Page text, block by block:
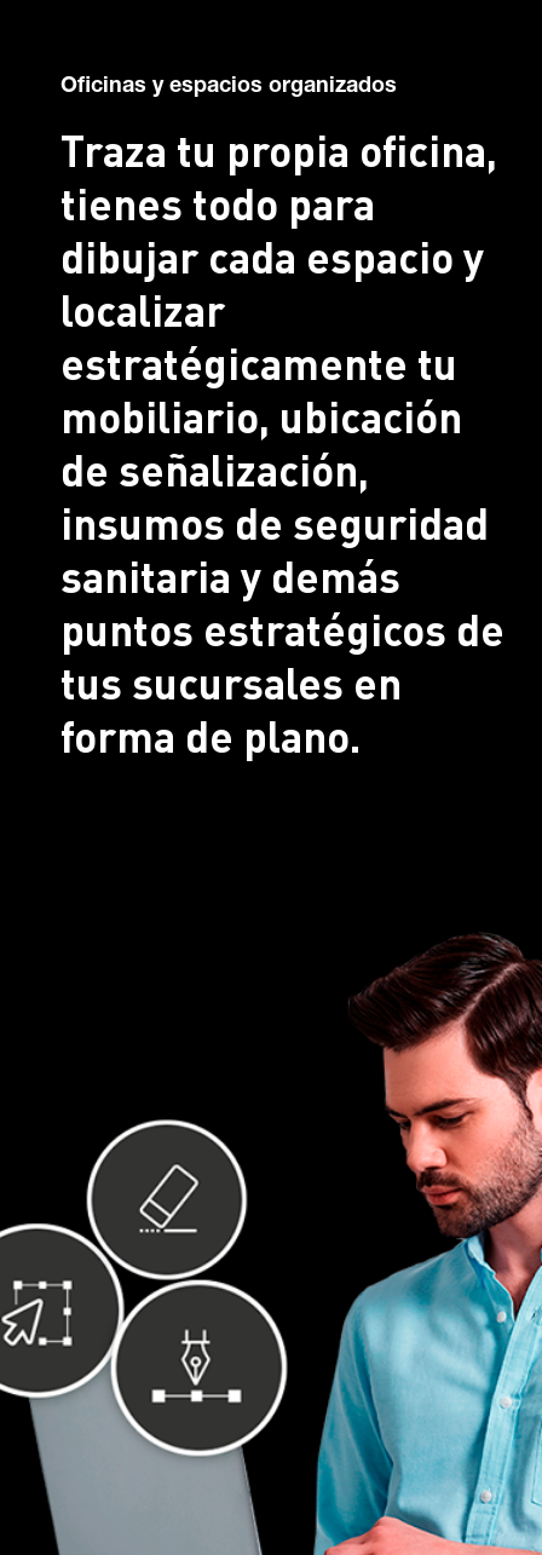
Oficinas y espacios organizados
Traza tu propia oficina,
tienes todo para
dibujar cada espacio y
localizar
estratégicamente tu
mobiliario, ubicación
de señalización,
insumos de seguridad
sanitaria y demás
puntos estratégicos de
tus sucursales en
forma de plano.